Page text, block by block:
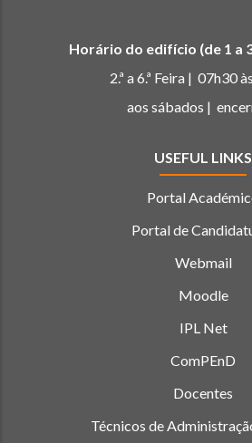
Horário do edifício (de 1 a
2.ª a 6.ª Feira | 07h30
aos sábados |
USEFUL LINKS
Portal
Portal de
Webmail
Moodle
IPL Net
ComPEnD
Docentes
Técnicos de